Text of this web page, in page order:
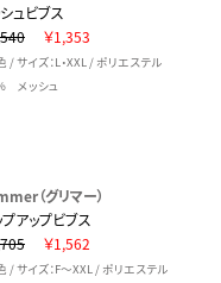
ュビブス
￥1,353
/ サイズ：L・XXL / ポリエステル
メッシュ
（グリマー）
アップビブス
￥1,562
/ サイズ：F～XXL / ポリエステル